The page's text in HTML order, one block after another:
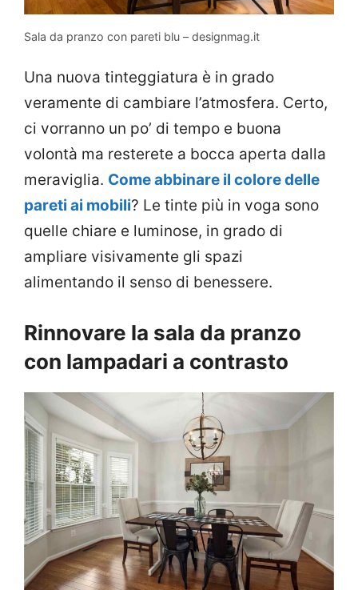
Sala da pranzo con pareti blu – designmag.it
Una nuova tinteggiatura è in grado
veramente di cambiare l’atmosfera. Certo,
ci vorranno un po’ di tempo e buona
volontà ma resterete a bocca aperta dalla
meraviglia. Come abbinare il colore delle
pareti ai mobili? Le tinte più in voga sono
quelle chiare e luminose, in grado di
ampliare visivamente gli spazi
alimentando il senso di benessere.
Rinnovare la sala da pranzo
con lampadari a contrasto